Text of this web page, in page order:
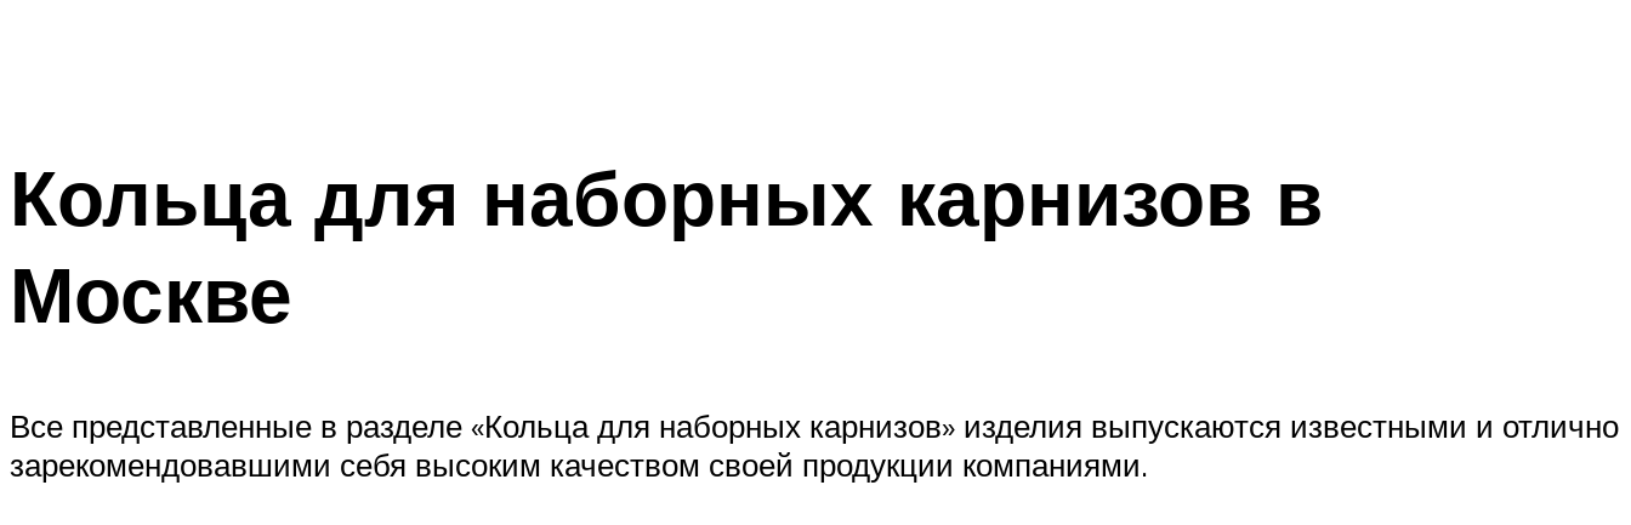
Кольца для наборных карнизов в
Москве
Все представленные в разделе «Кольца для наборных карнизов» изделия выпускаются известными и отлично
зарекомендовавшими себя высоким качеством своей продукции компаниями.